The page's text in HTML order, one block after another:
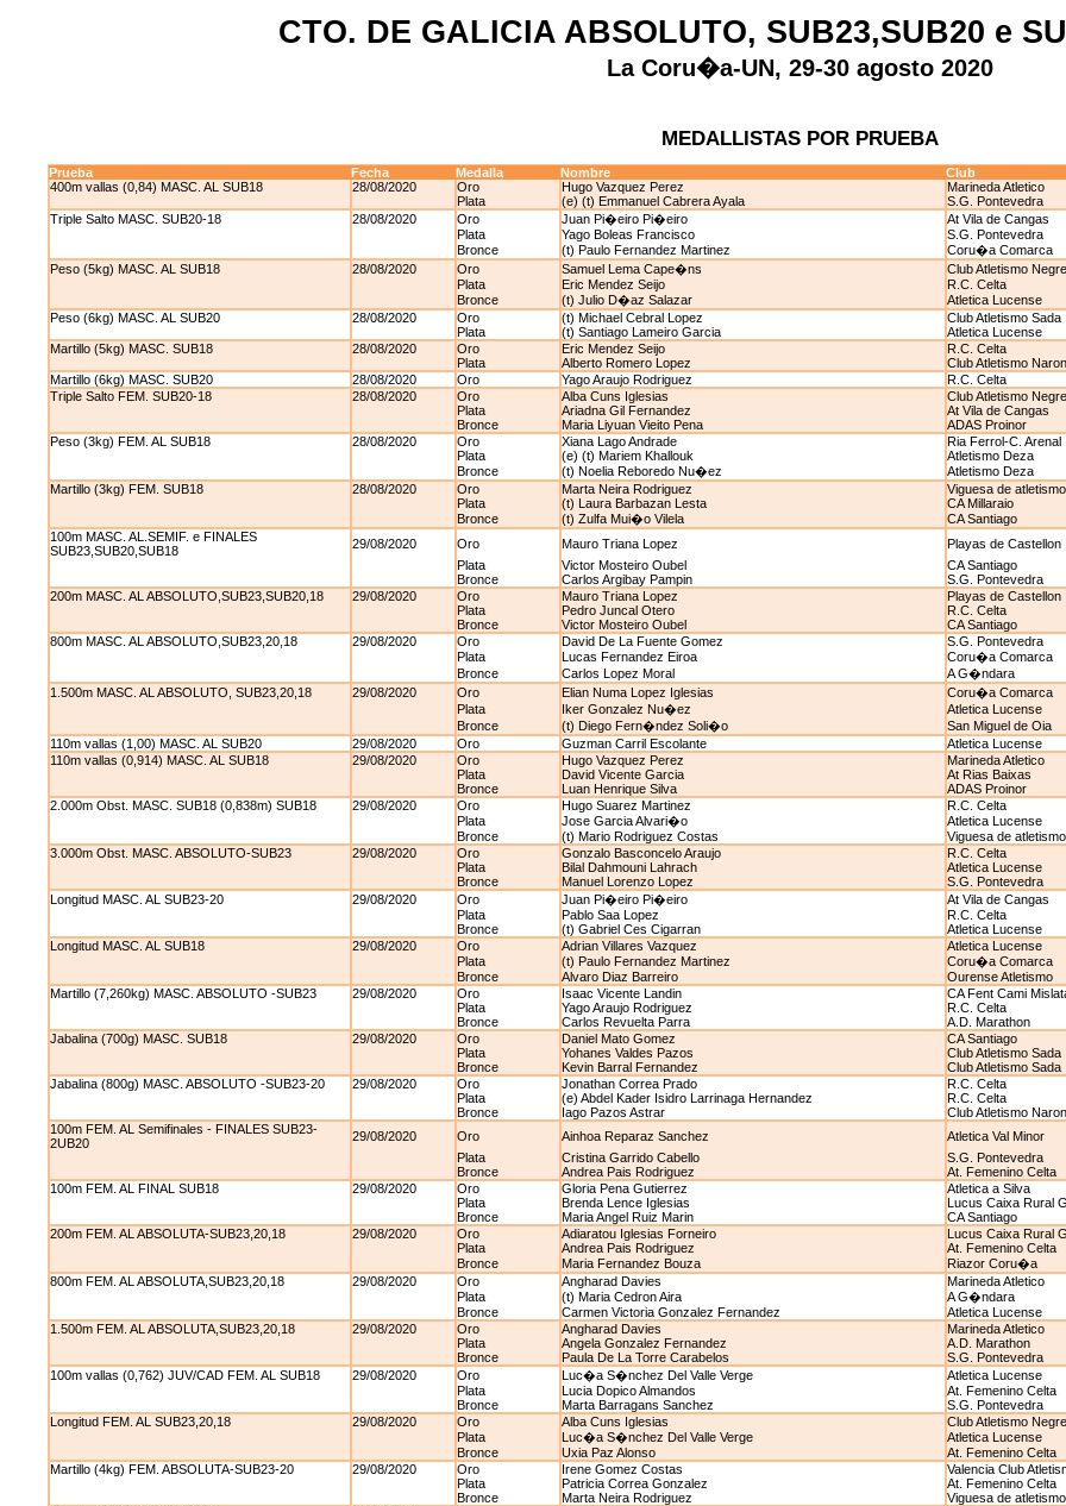
CTO. DE GALICIA ABSOLUTO, SUB23,SUB20 e
La Coru�a-UN, 29-30 agosto 2020
MEDALLISTAS POR PRUEBA
Prueba Fecha Medalla Nombre
Club
400m vallas (0,84) MASC. AL SUB18
28/08/2020 Oro Hugo Vazquez Perez
Marineda Atletico
Plata
(e) (t) Emmanuel Cabrera Ayala
S.G. Pontevedra
Triple Salto MASC. SUB20-18
28/08/2020 Oro Juan Pi�eiro Pi�eiro
At Vila de Cangas
Plata
Yago Boleas Francisco
S.G. Pontevedra
Bronce
(t) Paulo Fernandez Martinez
Coru�a Comarca
Peso (5kg) MASC. AL SUB18
28/08/2020 Oro Samuel Lema Cape�ns
Club Atletismo
Plata
Eric Mendez Seijo
R.C. Celta
Bronce
(t) Julio D�az Salazar
Atletica Lucense
Peso (6kg) MASC. AL SUB20
28/08/2020 Oro (t) Michael Cebral Lopez
Club Atletismo Sada
Plata
(t) Santiago Lameiro Garcia
Atletica Lucense
Martillo (5kg) MASC. SUB18
28/08/2020 Oro Eric Mendez Seijo
R.C. Celta
Plata
Alberto Romero Lopez
Club Atletismo Naron
Martillo (6kg) MASC. SUB20
28/08/2020 Oro Yago Araujo Rodriguez
R.C. Celta
Triple Salto FEM. SUB20-18
28/08/2020 Oro Alba Cuns Iglesias
Club Atletismo
Plata
Ariadna Gil Fernandez
At Vila de Cangas
Bronce
Maria Liyuan Vieito Pena
ADAS Proinor
Peso (3kg) FEM. AL SUB18
28/08/2020 Oro Xiana Lago Andrade
Ria Ferrol-C. Arenal
Plata
(e) (t) Mariem Khallouk
Atletismo Deza
Bronce
(t) Noelia Reboredo Nu�ez
Atletismo Deza
Martillo (3kg) FEM. SUB18
28/08/2020 Oro Marta Neira Rodriguez
Viguesa de atletismo
Plata
(t) Laura Barbazan Lesta
CA Millaraio
Bronce
(t) Zulfa Mui�o Vilela
CA Santiago
100m MASC. AL.SEMIF. e FINALES
SUB23,SUB20,SUB18
29/08/2020 Oro Mauro Triana Lopez
Playas de Castellon
Plata
Victor Mosteiro Oubel
CA Santiago
Bronce
Carlos Argibay Pampin
S.G. Pontevedra
200m MASC. AL ABSOLUTO,SUB23,SUB20,18
29/08/2020 Oro Mauro Triana Lopez
Playas de Castellon
Plata
Pedro Juncal Otero
R.C. Celta
Bronce
Victor Mosteiro Oubel
CA Santiago
800m MASC. AL ABSOLUTO,SUB23,20,18
29/08/2020 Oro David De La Fuente Gomez
S.G. Pontevedra
Plata
Lucas Fernandez Eiroa
Coru�a Comarca
Bronce
Carlos Lopez Moral
A G�ndara
1.500m MASC. AL ABSOLUTO, SUB23,20,18
29/08/2020 Oro Elian Numa Lopez Iglesias
Coru�a Comarca
Plata
Iker Gonzalez Nu�ez
Atletica Lucense
Bronce
(t) Diego Fern�ndez Soli�o
San Miguel de Oia
110m vallas (1,00) MASC. AL SUB20
29/08/2020 Oro Guzman Carril Escolante
Atletica Lucense
110m vallas (0,914) MASC. AL SUB18
29/08/2020 Oro Hugo Vazquez Perez
Marineda Atletico
Plata
David Vicente Garcia
At Rias Baixas
Bronce
Luan Henrique Silva
ADAS Proinor
2.000m Obst. MASC. SUB18 (0,838m) SUB18
29/08/2020 Oro Hugo Suarez Martinez
R.C. Celta
Plata
Jose Garcia Alvari�o
Atletica Lucense
Bronce
(t) Mario Rodriguez Costas
Viguesa de atletismo
3.000m Obst. MASC. ABSOLUTO-SUB23
29/08/2020 Oro Gonzalo Basconcelo Araujo
R.C. Celta
Plata
Bilal Dahmouni Lahrach
Atletica Lucense
Bronce
Manuel Lorenzo Lopez
S.G. Pontevedra
Longitud MASC. AL SUB23-20
29/08/2020 Oro Juan Pi�eiro Pi�eiro
At Vila de Cangas
Plata
Pablo Saa Lopez
R.C. Celta
Bronce
(t) Gabriel Ces Cigarran
Atletica Lucense
Longitud MASC. AL SUB18
29/08/2020 Oro Adrian Villares Vazquez
Atletica Lucense
Plata
(t) Paulo Fernandez Martinez
Coru�a Comarca
Bronce
Alvaro Diaz Barreiro
Ourense Atletismo
Martillo (7,260kg) MASC. ABSOLUTO -SUB23
29/08/2020 Oro Isaac Vicente Landin
CA Fent Cami
Plata
Yago Araujo Rodriguez
R.C. Celta
Bronce
Carlos Revuelta Parra
A.D. Marathon
Jabalina (700g) MASC. SUB18
29/08/2020 Oro Daniel Mato Gomez
CA Santiago
Plata
Yohanes Valdes Pazos
Club Atletismo Sada
Bronce
Kevin Barral Fernandez
Club Atletismo Sada
Jabalina (800g) MASC. ABSOLUTO -SUB23-20
29/08/2020 Oro Jonathan Correa Prado
R.C. Celta
Plata
(e) Abdel Kader Isidro Larrinaga Hernandez
R.C. Celta
Bronce
Iago Pazos Astrar
Club Atletismo Naron
100m FEM. AL Semifinales - FINALES SUB23-
2UB20
29/08/2020 Oro Ainhoa Reparaz Sanchez
Atletica Val Minor
Plata
Cristina Garrido Cabello
S.G. Pontevedra
Bronce
Andrea Pais Rodriguez
At. Femenino Celta
100m FEM. AL FINAL SUB18
29/08/2020 Oro Gloria Pena Gutierrez
Atletica a Silva
Plata
Brenda Lence Iglesias
Lucus Caixa Rural
Bronce
Maria Angel Ruiz Marin
CA Santiago
200m FEM. AL ABSOLUTA-SUB23,20,18
29/08/2020 Oro Adiaratou Iglesias Forneiro
Lucus Caixa Rural
Plata
Andrea Pais Rodriguez
At. Femenino Celta
Bronce
Maria Fernandez Bouza
Riazor Coru�a
800m FEM. AL ABSOLUTA,SUB23,20,18
29/08/2020 Oro Angharad Davies
Marineda Atletico
Plata
(t) Maria Cedron Aira
A G�ndara
Bronce
Carmen Victoria Gonzalez Fernandez
Atletica Lucense
1.500m FEM. AL ABSOLUTA,SUB23,20,18
29/08/2020 Oro Angharad Davies
Marineda Atletico
Plata
Angela Gonzalez Fernandez
A.D. Marathon
Bronce
Paula De La Torre Carabelos
S.G. Pontevedra
100m vallas (0,762) JUV/CAD FEM. AL SUB18
29/08/2020 Oro Luc�a S�nchez Del Valle Verge
Atletica Lucense
Plata
Lucia Dopico Almandos
At. Femenino Celta
Bronce
Marta Barragans Sanchez
S.G. Pontevedra
Longitud FEM. AL SUB23,20,18
29/08/2020 Oro Alba Cuns Iglesias
Club Atletismo
Plata
Luc�a S�nchez Del Valle Verge
Atletica Lucense
Bronce
Uxia Paz Alonso
At. Femenino Celta
Martillo (4kg) FEM. ABSOLUTA-SUB23-20
29/08/2020 Oro Irene Gomez Costas
Valencia Club
Plata
Patricia Correa Gonzalez
At. Femenino Celta
Bronce
Marta Neira Rodriguez
Viguesa de atletismo